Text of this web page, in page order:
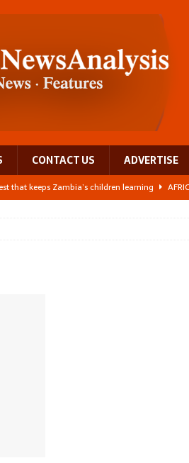
CONTACT US ADVERTISE
that keeps Zambia’s children learning